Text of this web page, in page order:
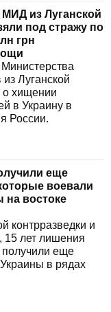
Луганской области
с административными
подготовка
угрожает их жизни
СМИ.
из Луганской
под стражу по
грн
Луганской
о хищении
в Украину в
России.
еще
воевали
на востоке
контрразведки и
15 лет лишения
еще
в рядах